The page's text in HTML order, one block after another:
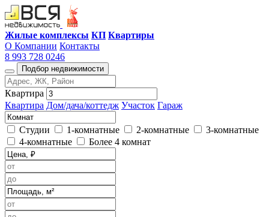
Жилые комплексы КП Квартиры
О Компании Контакты
8 993 728 0246
Подбор недвижимости
Квартира
Квартира Дом/дача/коттедж Участок Гараж
Студии 1-комнатные 2-комнатные
3-комнатные
4-комнатные
Более 4 комнат